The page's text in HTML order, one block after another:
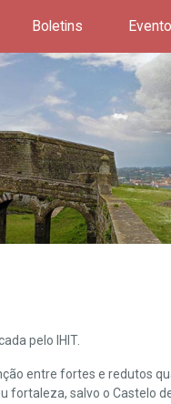
Boletins
pelo IHIT.
entre fortes e redutos
salvo o Castelo